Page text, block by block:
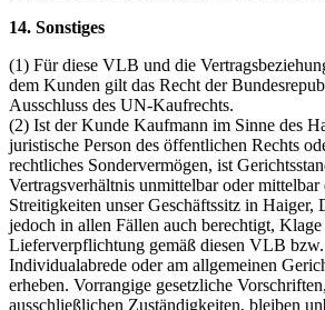
14. Sonstiges
(1) Für diese VLB und die
dem Kunden gilt das Recht der
Ausschluss des UN-Kaufrechts.
(2) Ist der Kunde Kaufmann im Sinne des
juristische Person des öffentlichen Rechts
rechtliches Sondervermögen, ist
Vertragsverhältnis unmittelbar oder mittelbar
Streitigkeiten unser Geschäftssitz in Haiger,
jedoch in allen Fällen auch berechtigt,
Lieferverpflichtung gemäß diesen VLB
Individualabrede oder am allgemeinen
erheben. Vorrangige gesetzliche
ausschließlichen Zuständigkeiten, bleiben